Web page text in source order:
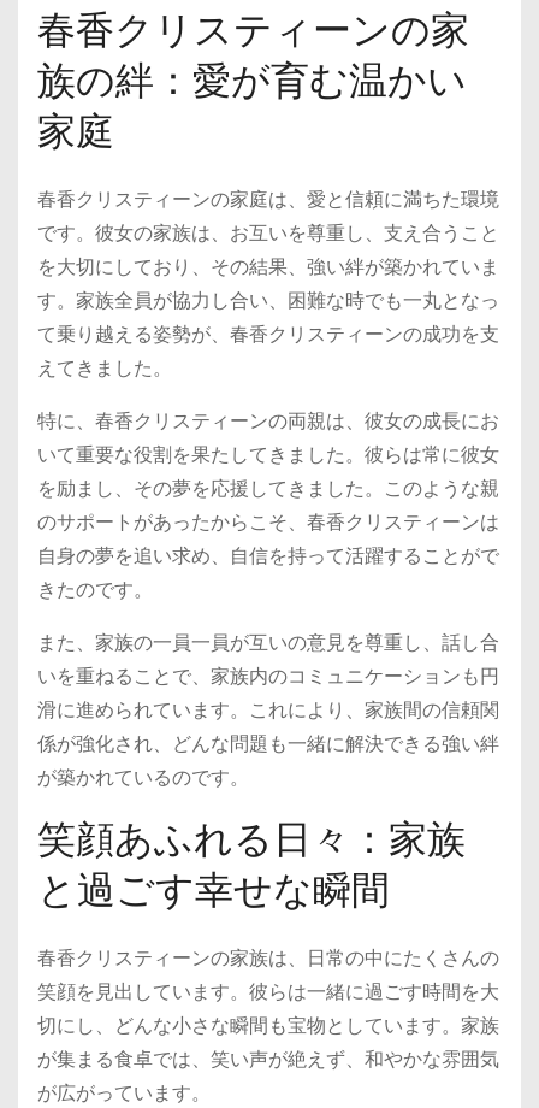
春香クリスティーンの家
族の絆：愛が育む温かい
家庭
春香クリスティーンの家庭は、愛と信頼に満ちた環境
です。彼女の家族は、お互いを尊重し、支え合うこと
を大切にしており、その結果、強い絆が築かれていま
す。家族全員が協力し合い、困難な時でも一丸となっ
て乗り越える姿勢が、春香クリスティーンの成功を支
えてきました。
特に、春香クリスティーンの両親は、彼女の成長にお
いて重要な役割を果たしてきました。彼らは常に彼女
を励まし、その夢を応援してきました。このような親
のサポートがあったからこそ、春香クリスティーンは
自身の夢を追い求め、自信を持って活躍することがで
きたのです。
また、家族の一員一員が互いの意見を尊重し、話し合
いを重ねることで、家族内のコミュニケーションも円
滑に進められています。これにより、家族間の信頼関
係が強化され、どんな問題も一緒に解決できる強い絆
が築かれているのです。
笑顔あふれる日々：家族
と過ごす幸せな瞬間
春香クリスティーンの家族は、日常の中にたくさんの
笑顔を見出しています。彼らは一緒に過ごす時間を大
切にし、どんな小さな瞬間も宝物としています。家族
が集まる食卓では、笑い声が絶えず、和やかな雰囲気
が広がっています。